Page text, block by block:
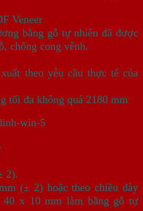
Veneer
bằng gỗ tự nhiên đã được
chống cong vênh.
theo yêu cầu thực tế của
tối đa không quá 2180 mm
2).
(± 2) hoặc theo chiều dày
x 10 mm làm bằng gỗ tự